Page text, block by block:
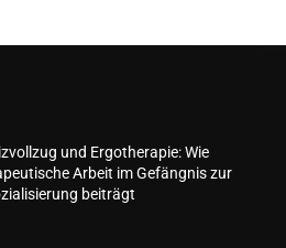
und Ergotherapie: Wie
Arbeit im Gefängnis zur
beiträgt